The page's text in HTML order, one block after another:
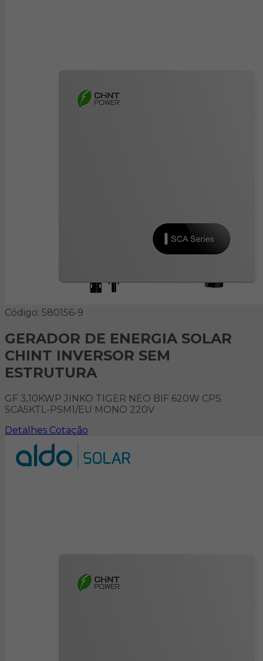
Código: 580156-9
GERADOR DE ENERGIA SOLAR
CHINT INVERSOR SEM
ESTRUTURA
GF 3,10KWP JINKO TIGER NEO BIF 620W CPS
SCA5KTL-PSM1/EU MONO 220V
Detalhes Cotação